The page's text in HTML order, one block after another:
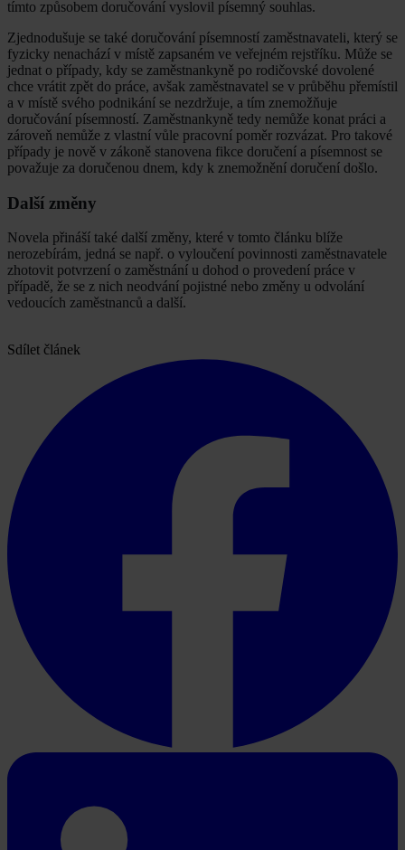
tímto způsobem doručování vyslovil písemný souhlas.
Zjednodušuje se také doručování písemností zaměstnavateli, který se
fyzicky nenachází v místě zapsaném ve veřejném rejstříku. Může se
jednat o případy, kdy se zaměstnankyně po rodičovské dovolené
chce vrátit zpět do práce, avšak zaměstnavatel se v průběhu přemístil
a v místě svého podnikání se nezdržuje, a tím znemožňuje
doručování písemností. Zaměstnankyně tedy nemůže konat práci a
zároveň nemůže z vlastní vůle pracovní poměr rozvázat. Pro takové
případy je nově v zákoně stanovena fikce doručení a písemnost se
považuje za doručenou dnem, kdy k znemožnění doručení došlo.
Další změny
Novela přináší také další změny, které v tomto článku blíže
nerozebírám, jedná se např. o vyloučení povinnosti zaměstnavatele
zhotovit potvrzení o zaměstnání u dohod o provedení práce v
případě, že se z nich neodvání pojistné nebo změny u odvolání
vedoucích zaměstnanců a další.
Sdílet článek